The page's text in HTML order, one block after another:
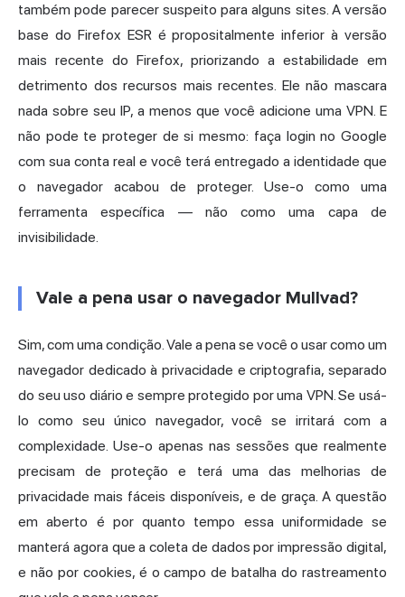
também pode parecer suspeito para alguns sites. A versão
base do Firefox ESR é propositalmente inferior à versão
mais recente do Firefox, priorizando a estabilidade em
detrimento dos recursos mais recentes. Ele não mascara
nada sobre seu IP, a menos que você adicione uma VPN. E
não pode te proteger de si mesmo: faça login no Google
com sua conta real e você terá entregado a identidade que
o navegador acabou de proteger. Use-o como uma
ferramenta específica — não como uma capa de
invisibilidade.
Vale a pena usar o navegador Mullvad?
Sim, com uma condição. Vale a pena se você o usar como um
navegador dedicado à privacidade e criptografia, separado
do seu uso diário e sempre protegido por uma VPN. Se usá-
lo como seu único navegador, você se irritará com a
complexidade. Use-o apenas nas sessões que realmente
precisam de proteção e terá uma das melhorias de
privacidade mais fáceis disponíveis, e de graça. A questão
em aberto é por quanto tempo essa uniformidade se
manterá agora que a coleta de dados por impressão digital,
e não por cookies, é o campo de batalha do rastreamento